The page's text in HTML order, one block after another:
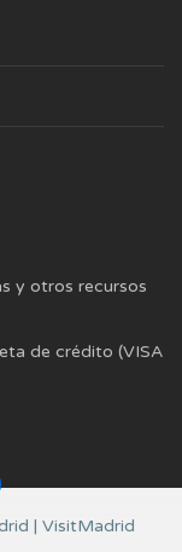
y otros recursos
de crédito (VISA
| VisitMadrid